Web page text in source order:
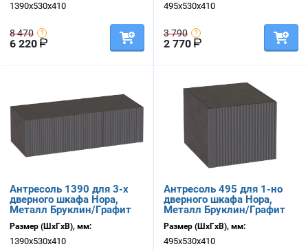
1390х530х410
8 470
6 220
495х530х410
3 790
2 770
Антресоль 1390 для 3-х
дверного шкафа Нора,
Металл Бруклин/Графит
Размер (ШхГхВ), мм:
1390х530х410
Антресоль 495 для 1-но
дверного шкафа Нора,
Металл Бруклин/Графит
Размер (ШхГхВ), мм:
495х530х410